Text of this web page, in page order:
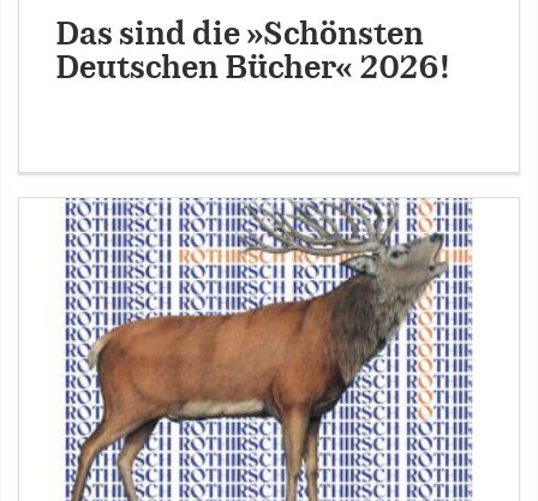
Das sind die »Schönsten
Deutschen Bücher« 2026!